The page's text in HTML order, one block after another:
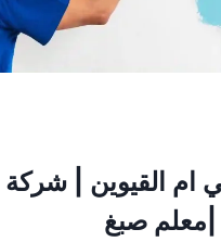
ام القيوين | شركة
صبغ